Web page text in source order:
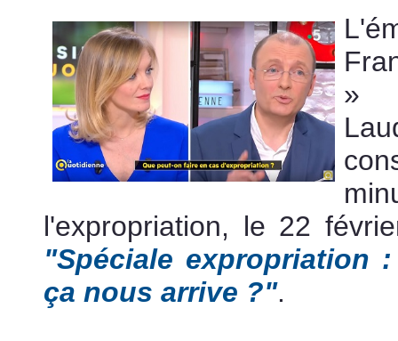
»
l'expropriation, le 22
"Spéciale expropriation
ça nous arrive ?".